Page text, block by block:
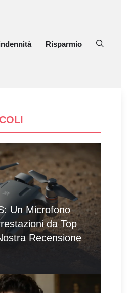
Risparmio
Un Microfono
da Top
Recensione